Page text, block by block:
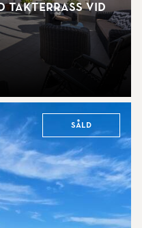
takterrass vid
Såld